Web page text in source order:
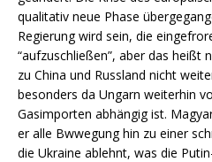
qualitativ neue Phase
Regierung wird sein, die
“aufzuschließen”, aber das heißt
zu China und Russland nicht
besonders da Ungarn weiterhin
Gasimporten abhängig ist.
er alle Bwwegung hin zu einer
die Ukraine ablehnt, was die